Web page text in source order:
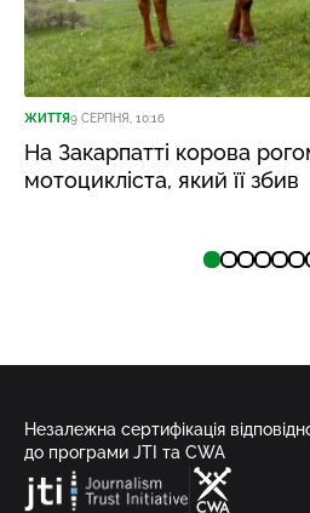
ЖИТТЯ9 СЕРПНЯ, 10:16
На Закарпатті корова
мотоцикліста, який її збив
Незалежна сертифікація
до програми JTI та CWA